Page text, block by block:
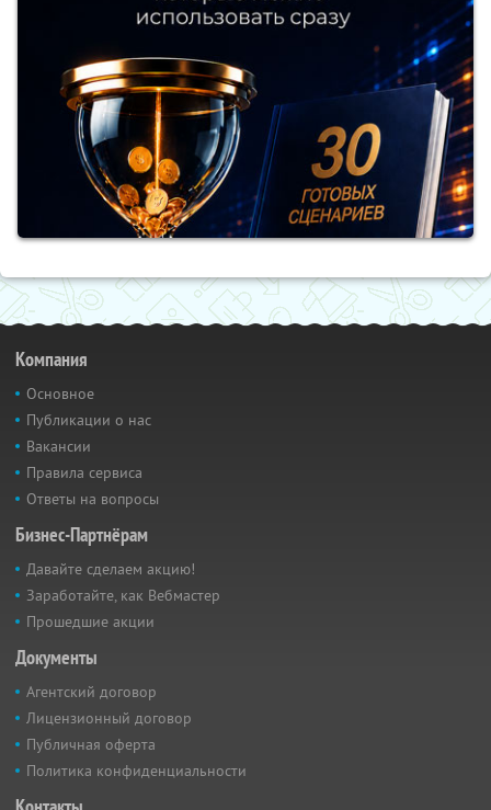
Компания
Основное
Публикации о нас
Вакансии
Правила сервиса
Ответы на вопросы
Бизнес-Партнёрам
Давайте сделаем акцию!
Заработайте, как Вебмастер
Прошедшие акции
Документы
Агентский договор
Лицензионный договор
Публичная оферта
Политика конфиденциальности